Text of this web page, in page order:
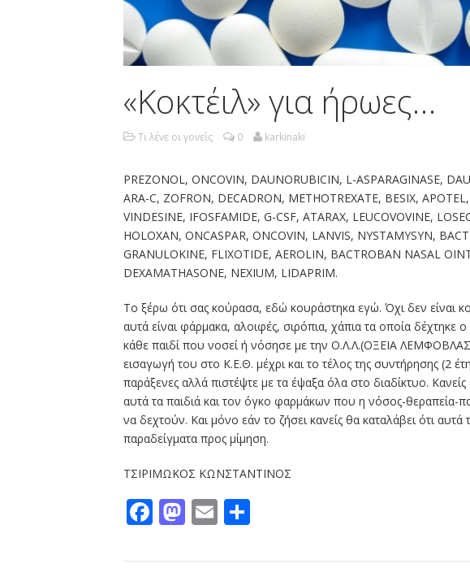
«Κοκτέιλ» για ήρωες…
Τι λένε οι γονείς 0 karkinaki
PREZONOL, ONCOVIN, DAUNORUBICIN, L-ASPARAGINASE,
ARA-C, ZOFRON, DECADRON, METHOTREXATE, BESIX,
VINDESINE, IFOSFAMIDE, G-CSF, ATARAX, LEUCOVOVINE,
HOLOXAN, ONCASPAR, ONCOVIN, LANVIS, NYSTAMYSYN,
GRANULOKINE, FLIXOTIDE, AEROLIN, BACTROBAN NASAL
DEXAMATHASONE, NEXIUM, LIDAPRIM.
Το ξέρω ότι σας κούρασα, εδώ κουράστηκα εγώ. Όχι δεν είναι
αυτά είναι φάρμακα, αλοιφές, σιρόπια, χάπια τα οποία δέχτηκε
κάθε παιδί που νοσεί ή νόσησε με την Ο.Λ.Λ.(ΟΞΕΙΑ
εισαγωγή του στο Κ.Ε.Θ. μέχρι και το τέλος της συντήρησης (2
παράξενες αλλά πιστέψτε με τα έψαξα όλα στο διαδίκτυο.
αυτά τα παιδιά και τον όγκο φαρμάκων που η νόσος-θεραπεία-
να δεχτούν. Και μόνο εάν το ζήσει κανείς θα καταλάβει ότι
παραδείγματα προς μίμηση.
ΤΣΙΡΙΜΩΚΟΣ ΚΩΝΣΤΑΝΤΙΝΟΣ
Facebook
Mastodon
Email